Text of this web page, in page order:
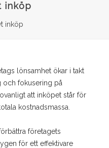
inköp
inköp
lönsamhet ökar i takt
fokusering på
att inköpet står för
kostnadsmassa.
företagets
för ett effektivare